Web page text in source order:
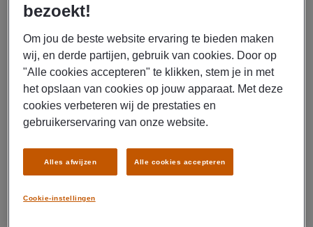
Met dit sublabel focussen we ons op hoogopgeleide finance, HR- en
marketing & sales professionals, die we koppelen aan de mooiste en
Business Professional heb je de beste begeleiding. Wij ondersteunen jou
bezoekt!
Om jou de beste website ervaring te bieden maken
wij, en derde partijen, gebruik van cookies. Door op
"Alle cookies accepteren" te klikken, stem je in met
het opslaan van cookies op jouw apparaat. Met deze
cookies verbeteren wij de prestaties en
gebruikerservaring van onze website.
Cookie-instellingen
Alles afwijzen Alle cookies accepteren